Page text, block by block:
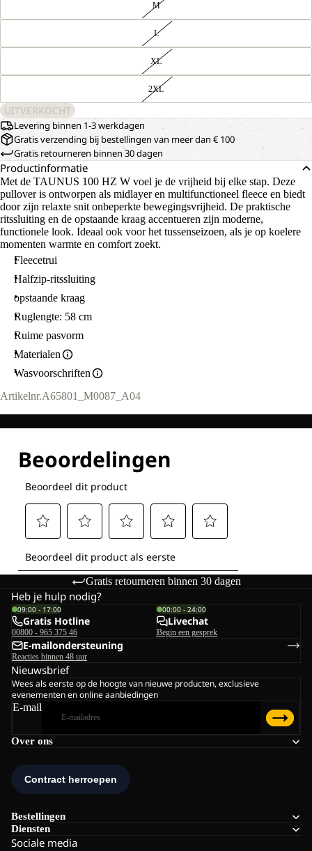
M
L
XL
2XL
UITVERKOCHT
Levering binnen 1-3 werkdagen
Gratis verzending bij bestellingen van meer dan € 100
Gratis retourneren binnen 30 dagen
Productinformatie
Met de TAUNUS 100 HZ W voel je de vrijheid bij elke stap. Deze
pullover is ontworpen als midlayer en multifunctioneel fleece en biedt
door zijn relaxte snit onbeperkte bewegingsvrijheid. De praktische
ritssluiting en de opstaande kraag accentueren zijn moderne,
functionele look. Ideaal ook voor het tussenseizoen, als je op koelere
momenten warmte en comfort zoekt.
Fleecetrui
Halfzip-ritssluiting
opstaande kraag
Ruglengte: 58 cm
Ruime pasvorm
Materialen
Wasvoorschriften
Artikelnr.A65801_M0087_A04
Gratis retourneren binnen 30 dagen
Over ons
Bestellingen
Diensten
Sociale media
Heb je hulp nodig?
09:00 - 17:00
Gratis Hotline
00800 - 965 375 46
00:00 - 24:00
Livechat
Begin een gesprek
E-mailondersteuning
Reacties binnen 48 uur
Nieuwsbrief
Wees als eerste op de hoogte van nieuwe producten, exclusieve
evenementen en online aanbiedingen
E-mail